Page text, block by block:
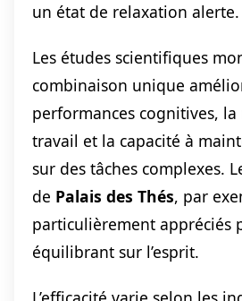
un état de relaxation alerte.
Les études scientifiques
combinaison unique
performances cognitives,
travail et la capacité à
sur des tâches complexes.
de Palais des Thés, par
particulièrement appréciés
équilibrant sur l’esprit.